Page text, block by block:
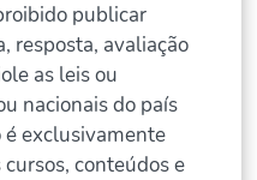
publicar
resposta, avaliação
as leis ou
nacionais do país
é exclusivamente
conteúdos e